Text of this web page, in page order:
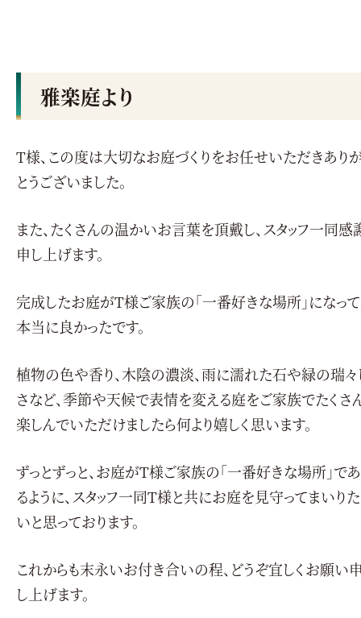
雅楽庭より
T様、この度は大切なお庭づくりをお任せいただきあり
とうございました。
また、たくさんの温かいお言葉を頂戴し、スタッフ一同感
申し上げます。
完成したお庭がT様ご家族の「一番好きな場所」になって
本当に良かったです。
植物の色や香り、木陰の濃淡、雨に濡れた石や緑の瑞々
さなど、季節や天候で表情を変える庭をご家族でたくさ
楽しんでいただけましたら何より嬉しく思います。
ずっとずっと、お庭がT様ご家族の「一番好きな場所」であ
るように、スタッフ一同T様と共にお庭を見守ってまいりた
いと思っております。
これからも末永いお付き合いの程、どうぞ宜しくお願い
し上げます。